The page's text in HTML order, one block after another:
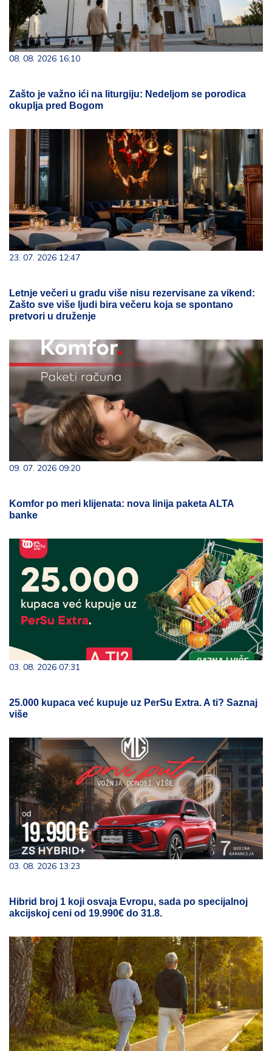
08. 08. 2026 16:10
Zašto je važno ići na liturgiju: Nedeljom se porodica
okuplja pred Bogom
23. 07. 2026 12:47
Letnje večeri u gradu više nisu rezervisane za vikend:
Zašto sve više ljudi bira večeru koja se spontano
pretvori u druženje
09. 07. 2026 09:20
Komfor po meri klijenata: nova linija paketa ALTA
banke
03. 08. 2026 07:31
25.000 kupaca već kupuje uz PerSu Extra. A ti? Saznaj
više
03. 08. 2026 13:23
Hibrid broj 1 koji osvaja Evropu, sada po specijalnoj
akcijskoj ceni od 19.990€ do 31.8.